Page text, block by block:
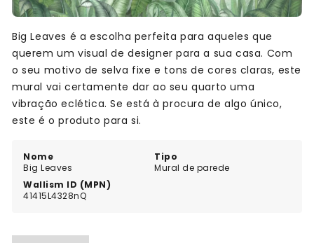
Nome
Big Leaves
Tipo
Mural de parede
Wallism ID (MPN)
41415L4328nQ
Big Leaves é a escolha perfeita para aqueles que
querem um visual de designer para a sua casa. Com
o seu motivo de selva fixe e tons de cores claras, este
mural vai certamente dar ao seu quarto uma
vibração eclética. Se está à procura de algo único,
este é o produto para si.